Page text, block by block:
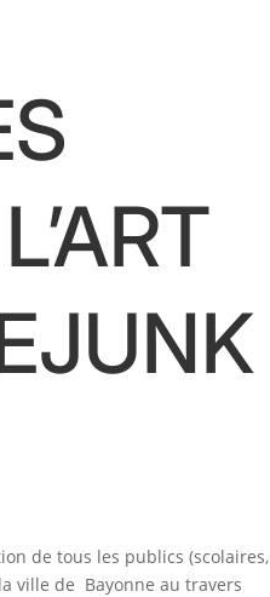
de tous les publics (scolaires,
ville de Bayonne au travers